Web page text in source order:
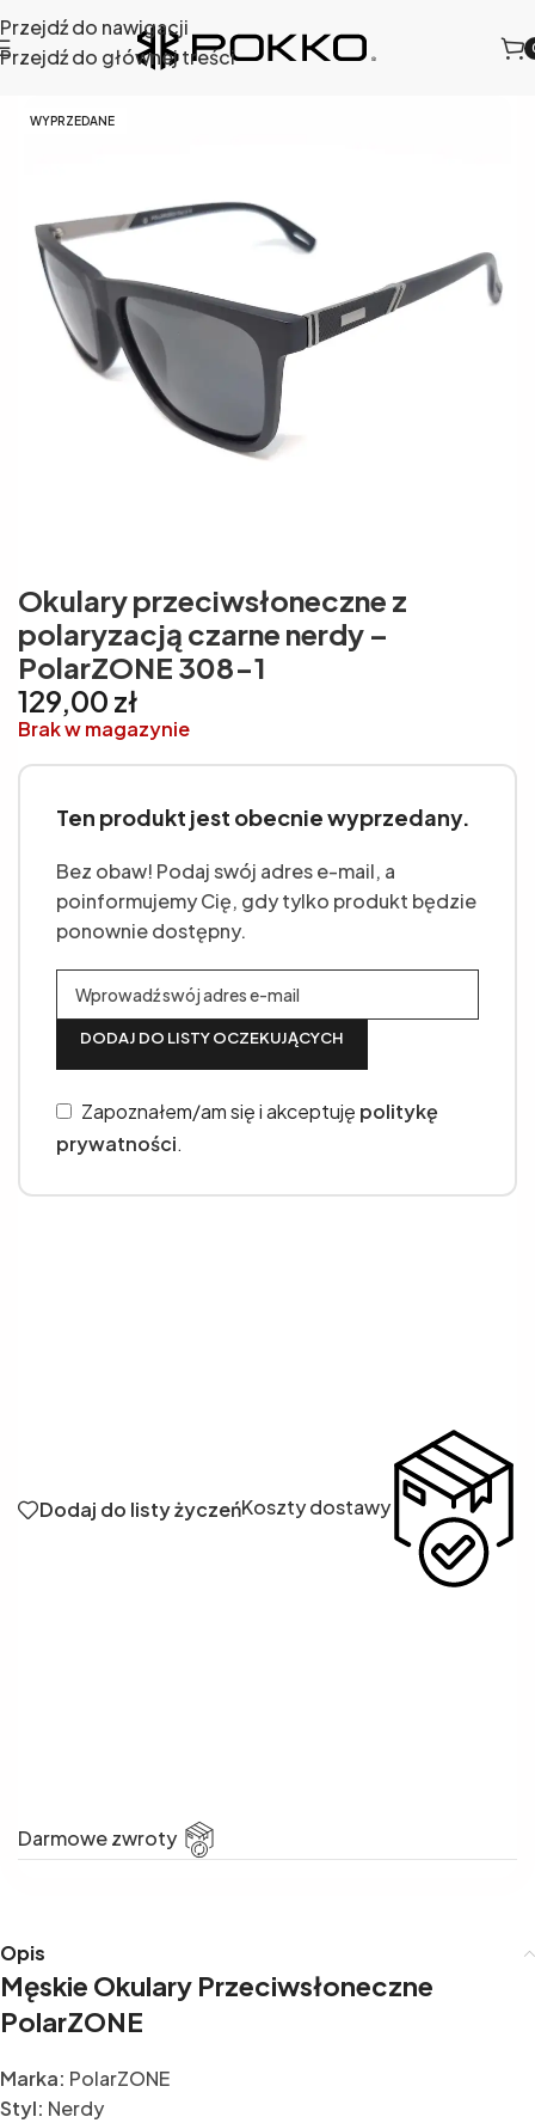
Przejdź do nawigacji
Przejdź do głównej treści
WYPRZEDANE
Okulary przeciwsłoneczne z
polaryzacją czarne nerdy –
PolarZONE 308-1
129,00 zł
Brak w magazynie
Ten produkt jest obecnie wyprzedany.
Bez obaw! Podaj swój adres e-mail, a
poinformujemy Cię, gdy tylko produkt będzie
ponownie dostępny.
DODAJ DO LISTY OCZEKUJĄCYCH
Zapoznałem/am się i akceptuję politykę
prywatności.
Dodaj do listy życzeńKoszty dostawy
Darmowe zwroty
Opis
Męskie Okulary Przeciwsłoneczne
PolarZONE
Marka: PolarZONE
Styl: Nerdy